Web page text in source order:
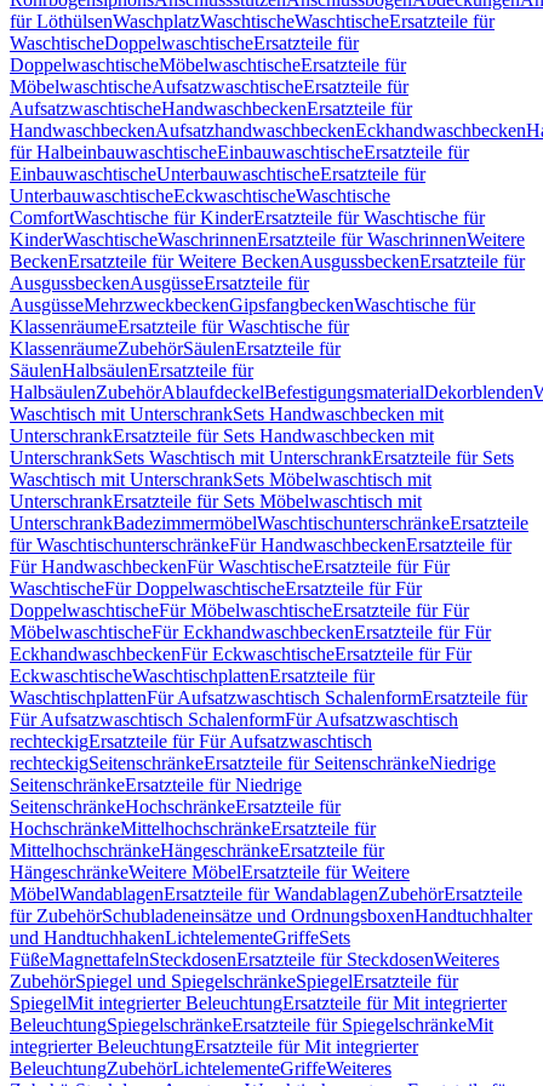
für LöthülsenWaschplatzWaschtischeWaschtischeErsatzteile für
WaschtischeDoppelwaschtischeErsatzteile für
DoppelwaschtischeMöbelwaschtischeErsatzteile für
MöbelwaschtischeAufsatzwaschtischeErsatzteile für
AufsatzwaschtischeHandwaschbeckenErsatzteile für
HandwaschbeckenAufsatzhandwaschbeckenEckhandwaschbecken
für HalbeinbauwaschtischeEinbauwaschtischeErsatzteile für
EinbauwaschtischeUnterbauwaschtischeErsatzteile für
UnterbauwaschtischeEckwaschtischeWaschtische
ComfortWaschtische für KinderErsatzteile für Waschtische für
KinderWaschtischeWaschrinnenErsatzteile für WaschrinnenWeitere
BeckenErsatzteile für Weitere BeckenAusgussbeckenErsatzteile für
AusgussbeckenAusgüsseErsatzteile für
AusgüsseMehrzweckbeckenGipsfangbeckenWaschtische für
KlassenräumeErsatzteile für Waschtische für
KlassenräumeZubehörSäulenErsatzteile für
SäulenHalbsäulenErsatzteile für
HalbsäulenZubehörAblaufdeckelBefestigungsmaterialDekorblenden
Waschtisch mit UnterschrankSets Handwaschbecken mit
UnterschrankErsatzteile für Sets Handwaschbecken mit
UnterschrankSets Waschtisch mit UnterschrankErsatzteile für Sets
Waschtisch mit UnterschrankSets Möbelwaschtisch mit
UnterschrankErsatzteile für Sets Möbelwaschtisch mit
UnterschrankBadezimmermöbelWaschtischunterschränkeErsatzteile
für WaschtischunterschränkeFür HandwaschbeckenErsatzteile für
Für HandwaschbeckenFür WaschtischeErsatzteile für Für
WaschtischeFür DoppelwaschtischeErsatzteile für Für
DoppelwaschtischeFür MöbelwaschtischeErsatzteile für Für
MöbelwaschtischeFür EckhandwaschbeckenErsatzteile für Für
EckhandwaschbeckenFür EckwaschtischeErsatzteile für Für
EckwaschtischeWaschtischplattenErsatzteile für
WaschtischplattenFür Aufsatzwaschtisch SchalenformErsatzteile für
Für Aufsatzwaschtisch SchalenformFür Aufsatzwaschtisch
rechteckigErsatzteile für Für Aufsatzwaschtisch
rechteckigSeitenschränkeErsatzteile für SeitenschränkeNiedrige
SeitenschränkeErsatzteile für Niedrige
SeitenschränkeHochschränkeErsatzteile für
HochschränkeMittelhochschränkeErsatzteile für
MittelhochschränkeHängeschränkeErsatzteile für
HängeschränkeWeitere MöbelErsatzteile für Weitere
MöbelWandablagenErsatzteile für WandablagenZubehörErsatzteile
für ZubehörSchubladeneinsätze und OrdnungsboxenHandtuchhalter
und HandtuchhakenLichtelementeGriffeSets
FüßeMagnettafelnSteckdosenErsatzteile für SteckdosenWeiteres
ZubehörSpiegel und SpiegelschränkeSpiegelErsatzteile für
SpiegelMit integrierter BeleuchtungErsatzteile für Mit integrierter
BeleuchtungSpiegelschränkeErsatzteile für SpiegelschränkeMit
integrierter BeleuchtungErsatzteile für Mit integrierter
BeleuchtungZubehörLichtelementeGriffeWeiteres